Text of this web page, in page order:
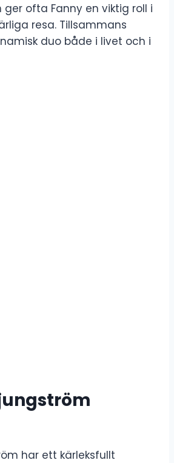
ger ofta Fanny en viktig roll i
resa. Tillsammans
duo både i livet och i
har ett kärleksfullt